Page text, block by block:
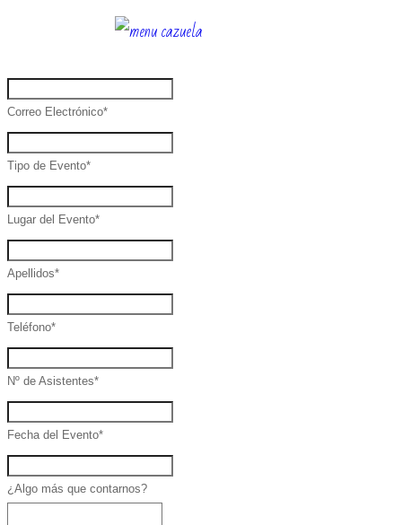
Correo Electrónico*
Tipo de Evento*
Lugar del Evento*
Apellidos*
Teléfono*
Nº de Asistentes*
Fecha del Evento*
¿Algo más que contarnos?